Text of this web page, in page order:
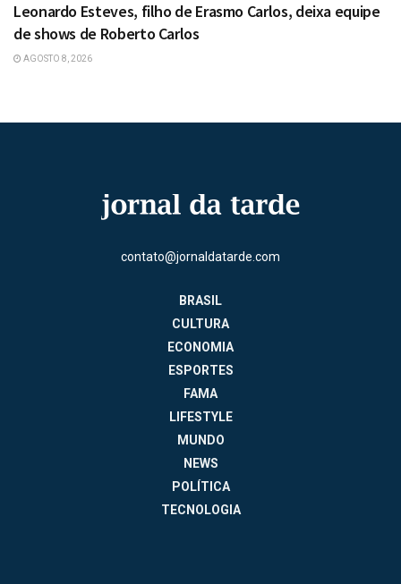
Leonardo Esteves, filho de Erasmo Carlos, deixa equipe
de shows de Roberto Carlos
AGOSTO 8, 2026
contato@jornaldatarde.com
BRASIL
CULTURA
ECONOMIA
ESPORTES
FAMA
LIFESTYLE
MUNDO
NEWS
POLÍTICA
TECNOLOGIA